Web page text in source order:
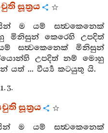
සූත්‍රය
ම යම් සත්‍වකෙනෙක්
මිනිසුන් කෙරෙහි උපදිත්
සත්‍වකෙනෙක් මිනිසුන්
උපදිත් නම් මොහු
යත් ... වීර්‍ය්‍ය කටයුතු යි.
3.
සූත්‍රය
ම යම් සත්‍වකෙනෙක්